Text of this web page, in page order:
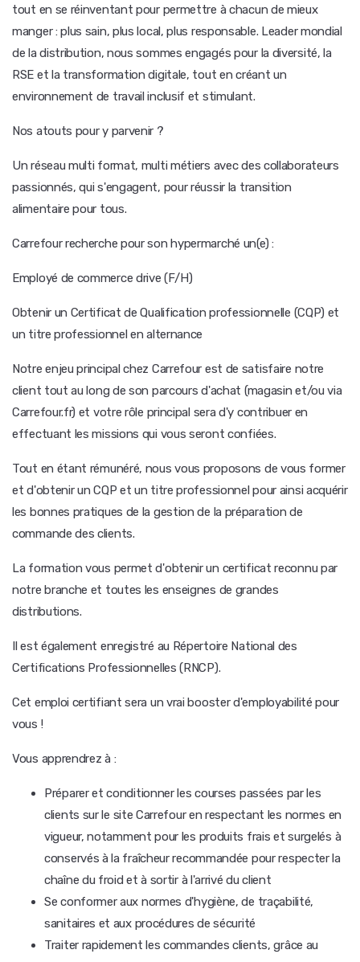
tout en se réinventant pour permettre à chacun de mieux
manger : plus sain, plus local, plus responsable. Leader mondial
de la distribution, nous sommes engagés pour la diversité, la
RSE et la transformation digitale, tout en créant un
environnement de travail inclusif et stimulant.
Nos atouts pour y parvenir ?
Un réseau multi format, multi métiers avec des collaborateurs
passionnés, qui s'engagent, pour réussir la transition
alimentaire pour tous.
Carrefour recherche pour son hypermarché un(e) :
Employé de commerce drive (F/H)
Obtenir un Certificat de Qualification professionnelle (CQP) et
un titre professionnel en alternance
Notre enjeu principal chez Carrefour est de satisfaire notre
client tout au long de son parcours d'achat (magasin et/ou via
Carrefour.fr) et votre rôle principal sera d'y contribuer en
effectuant les missions qui vous seront confiées.
Tout en étant rémunéré, nous vous proposons de vous former
et d'obtenir un CQP et un titre professionnel pour ainsi acquérir
les bonnes pratiques de la gestion de la préparation de
commande des clients.
La formation vous permet d'obtenir un certificat reconnu par
notre branche et toutes les enseignes de grandes
distributions.
Il est également enregistré au Répertoire National des
Certifications Professionnelles (RNCP).
Cet emploi certifiant sera un vrai booster d'employabilité pour
vous !
Vous apprendrez à :
Préparer et conditionner les courses passées par les
clients sur le site Carrefour en respectant les normes en
vigueur, notamment pour les produits frais et surgelés à
conservés à la fraîcheur recommandée pour respecter la
chaîne du froid et à sortir à l'arrivé du client
Se conformer aux normes d'hygiène, de traçabilité,
sanitaires et aux procédures de sécurité
Traiter rapidement les commandes clients, grâce au